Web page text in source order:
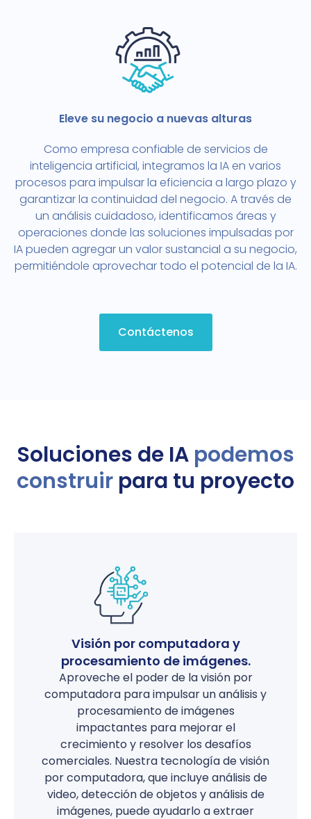
Eleve su negocio a nuevas alturas
Como empresa confiable de servicios de
inteligencia artificial, integramos la IA en varios
procesos para impulsar la eficiencia a largo plazo y
garantizar la continuidad del negocio. A través de
un análisis cuidadoso, identificamos áreas y
operaciones donde las soluciones impulsadas por
IA pueden agregar un valor sustancial a su negocio,
permitiéndole aprovechar todo el potencial de la IA.
Contáctenos
Soluciones de IA podemos
construir para tu proyecto
Visión por computadora y
procesamiento de imágenes.
Aproveche el poder de la visión por
computadora para impulsar un análisis y
procesamiento de imágenes
impactantes para mejorar el
crecimiento y resolver los desafíos
comerciales. Nuestra tecnología de visión
por computadora, que incluye análisis de
video, detección de objetos y análisis de
imágenes, puede ayudarlo a extraer